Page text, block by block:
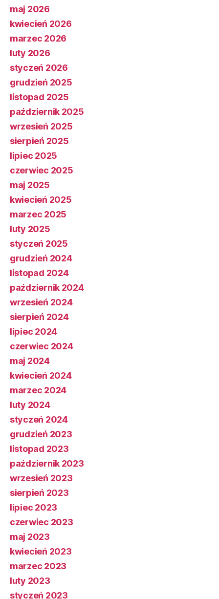
maj 2026
kwiecień 2026
marzec 2026
luty 2026
styczeń 2026
grudzień 2025
listopad 2025
październik 2025
wrzesień 2025
sierpień 2025
lipiec 2025
czerwiec 2025
maj 2025
kwiecień 2025
marzec 2025
luty 2025
styczeń 2025
grudzień 2024
listopad 2024
październik 2024
wrzesień 2024
sierpień 2024
lipiec 2024
czerwiec 2024
maj 2024
kwiecień 2024
marzec 2024
luty 2024
styczeń 2024
grudzień 2023
listopad 2023
październik 2023
wrzesień 2023
sierpień 2023
lipiec 2023
czerwiec 2023
maj 2023
kwiecień 2023
marzec 2023
luty 2023
styczeń 2023